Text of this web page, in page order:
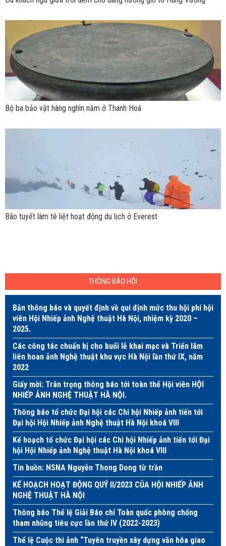
Bộ ba bảo vật hàng nghìn năm ở Thanh Hoá
Bão tuyết làm tê liệt hoạt động du lịch ở Everest
THÔNG BÁO HỘI
Bản thông báo và quyết định về qui định mức thu hội phí hội
viên Hội Nhiếp ảnh Nghệ thuật Hà Nội, nhiệm kỳ 2020 –
2025.
Các công tác chuẩn bị cho buổi lễ khai mạc và Triển lãm
liên hoan ảnh Nghệ thuật khu vực Hà Nội lần thứ IX, năm
2022
Giấy mời: Trân trọng thông báo tới toàn thể Hội viên HỘI
NHIẾP ẢNH NGHỆ THUẬT HÀ NỘI.
Thông báo tổ chức Đại hội các Chi hội Nhiếp ảnh tiến tới
Đại hội Hội Nhiếp ảnh Nghệ thuật Hà Nội khoá VIII
Kế hoạch tổ chức Đại hội các Chi hội Nhiếp ảnh tiến tới Đại
hội Hội Nhiếp ảnh Nghệ thuật Hà Nội khoá VIII
Tin buồn: NSNA Nguyễn Thong Dong từ trần
KẾ HOẠCH HOẠT ĐỘNG QUÝ II/2023 CỦA HỘI NHIẾP ẢNH
NGHỆ THUẬT HÀ NỘI
Thông báo Thể lệ Giải Báo chí Toàn quốc phòng chống
tham nhũng tiêu cực lần thứ IV (2022-2023)
Thể lệ Cuộc thi ảnh “Tuyên truyền xây dựng văn hóa giao